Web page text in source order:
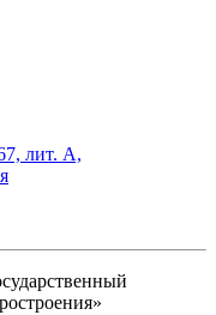
лит. А,